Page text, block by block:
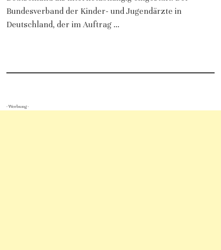
Bundesverband der Kinder- und Jugendärzte in
Deutschland, der im Auftrag …
- Werbung -